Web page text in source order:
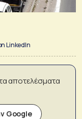
LinkedIn
αποτελέσματα
Google